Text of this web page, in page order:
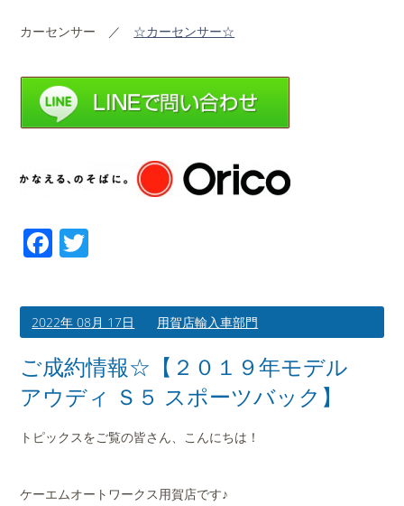
カーセンサー ／ ☆カーセンサー☆
Facebook
2022年 08月 17日 用賀店輸入車部門
ご成約情報☆【２０１９年モデル
アウディ Ｓ５ スポーツバック】
トピックスをご覧の皆さん、こんにちは！
ケーエムオートワークス用賀店です♪